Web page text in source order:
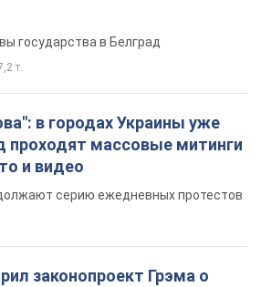
государства в Белград
т.
в городах Украины уже
проходят массовые митинги
и видео
серию ежедневных протестов
законопроект Грэма о